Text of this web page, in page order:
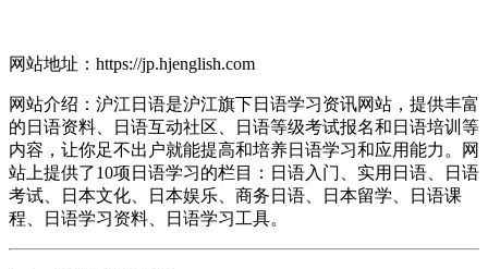
网站地址：https://jp.hjenglish.com
网站介绍：沪江日语是沪江旗下日语学习资讯网站，提供丰富
的日语资料、日语互动社区、日语等级考试报名和日语培训等
内容，让你足不出户就能提高和培养日语学习和应用能力。网
站上提供了10项日语学习的栏目：日语入门、实用日语、日语
考试、日本文化、日本娱乐、商务日语、日本留学、日语课
程、日语学习资料、日语学习工具。